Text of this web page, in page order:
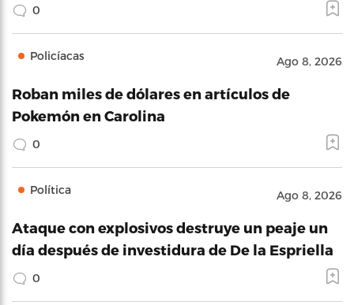
0
Policíacas Ago 8, 2026
Roban miles de dólares en artículos de
Pokemón en Carolina
0
Política Ago 8, 2026
Ataque con explosivos destruye un peaje un
día después de investidura de De la Espriella
0